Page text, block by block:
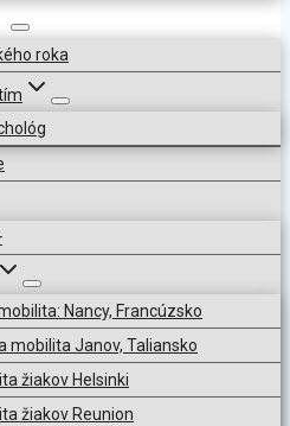
roka
Nancy, Francúzsko
mobilita Janov, Taliansko
žiakov Helsinki
žiakov Reunion